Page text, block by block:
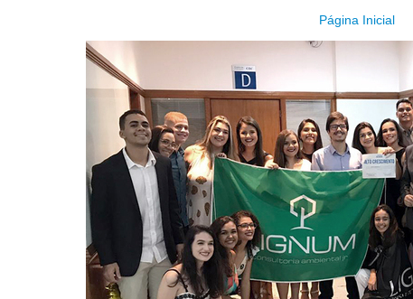
Página Inicial